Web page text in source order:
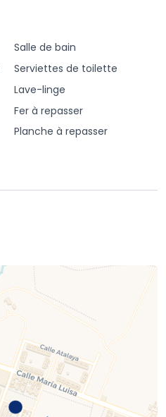
Salle de bain
Serviettes de toilette
Lave-linge
Fer à repasser
Planche à repasser